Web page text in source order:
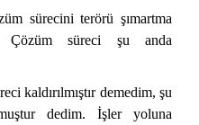
sürecini terörü şımartma
Çözüm süreci şu anda
kaldırılmıştır demedim, şu
dedim. İşler yoluna